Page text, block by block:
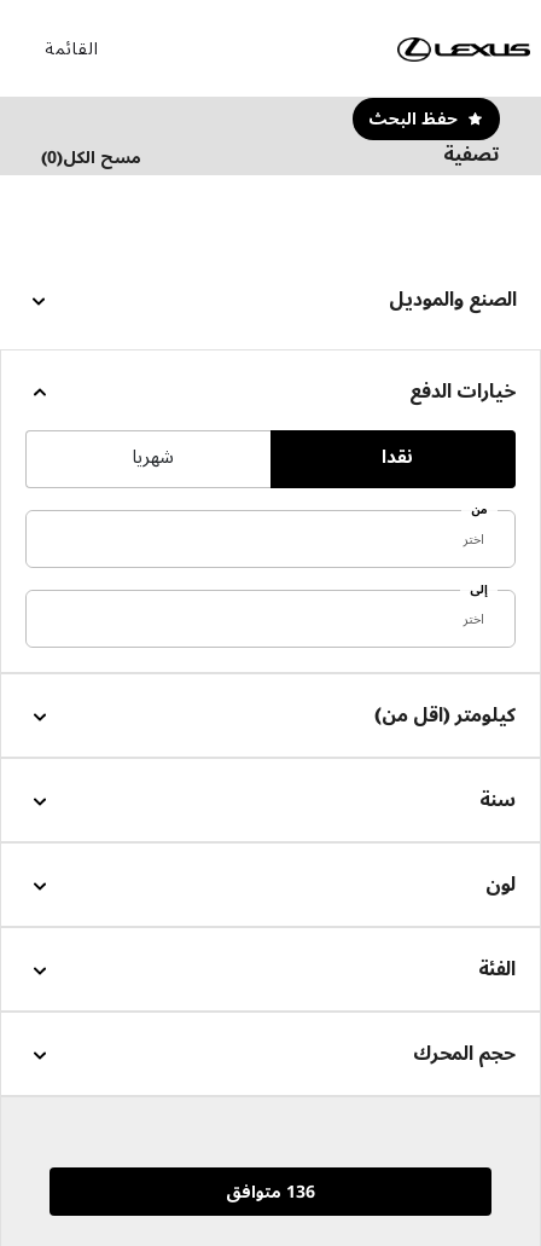
القائمة
حفظ البحث
تصفية مسح الكل(
0
)
الصنع والموديل
خيارات الدفع
نقدا شهريا
من
اختر
إلى
اختر
كيلومتر (اقل من)
سنة
لون
الفئة
حجم المحرك
136 متوافق